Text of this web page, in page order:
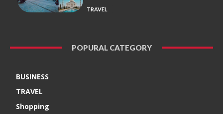
TRAVEL
POPURAL CATEGORY
BUSINESS
TRAVEL
Shopping